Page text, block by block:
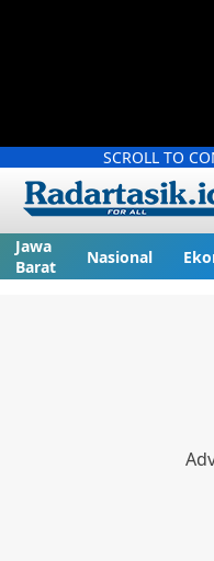
SCROLL TO
Jawa
Barat
Nasional